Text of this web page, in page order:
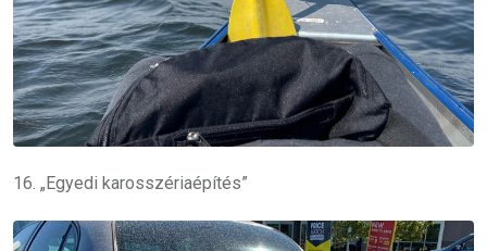
16. „Egyedi karosszériaépítés”